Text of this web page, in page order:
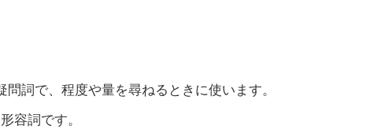
詞で、程度や量を尋ねるときに使います。
容詞です。